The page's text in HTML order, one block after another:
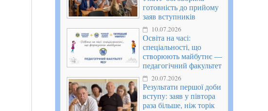
готовність до прийому
заяв вступників
10.07.2026
Освіта на часі:
спеціальності, що
створюють майбутнє —
педагогічний факультет
20.07.2026
Результати першої доби
вступу: заяв у півтора
раза більше, ніж торік